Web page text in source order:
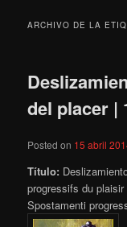
ARCHIVO DE LA
del placer |
Posted on 15 abril
Título:
progressifs du
Spostamenti